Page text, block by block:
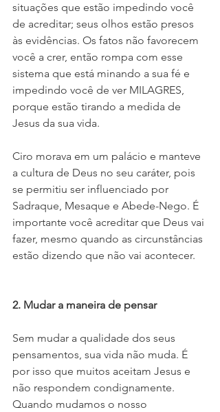
situações que estão impedindo você
de acreditar; seus olhos estão presos
às evidências. Os fatos não favorecem
você a crer, então rompa com esse
sistema que está minando a sua fé e
impedindo você de ver MILAGRES,
porque estão tirando a medida de
Jesus da sua vida.
Ciro morava em um palácio e manteve
a cultura de Deus no seu caráter, pois
se permitiu ser influenciado por
Sadraque, Mesaque e Abede-Nego. É
importante você acreditar que Deus vai
fazer, mesmo quando as circunstâncias
estão dizendo que não vai acontecer.
2. Mudar a maneira de pensar
Sem mudar a qualidade dos seus
pensamentos, sua vida não muda. É
por isso que muitos aceitam Jesus e
não respondem condignamente.
Quando mudamos o nosso